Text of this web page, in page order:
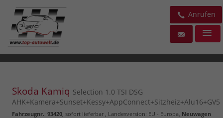
Anrufen
Skoda Kamiq Selection 1.0 TSI DSG
AHK+Kamera+Sunset+Kessy+AppConnect+Sitzheiz+Alu16+GV5
Fahrzeugnr.: 93420 sofort lieferbar , Landesversion: EU - Europa, Neuwagen